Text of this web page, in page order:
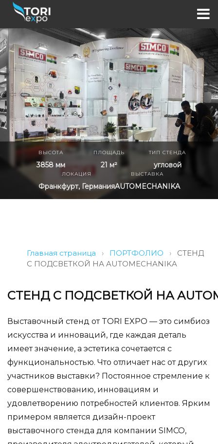
ВЫСОТА
3858 мм
ПЛОЩАДЬ
21 м²
ТИП СТЕНДА
угловой
ЛОКАЦИЯ
Франкфурт, Германия
ВЫСТАВКА
AUTOMECHANIKA
Главная страница › ПОРТФОЛИО ›
СТЕНД
С ПОДСВЕТКОЙ НА AUTOMECHANIKA
СТЕНД С ПОДСВЕТКОЙ НА
Выставочный стенд от TORI EXPO — это симбиоз
искусства и инноваций, где каждая деталь
имеет значение, а эстетика сочетается с
функциональностью. Что отличает нас от других
участников выставки? Постоянное стремление к
совершенствованию, инновациям и
удовлетворению потребностей клиентов. Ярким
примером является дизайн-проект
выставочного стенда для компании SIMCO,